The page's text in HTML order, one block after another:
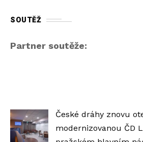
SOUTĚŽ
Partner soutěže:
České dráhy znovu
modernizovanou ČD